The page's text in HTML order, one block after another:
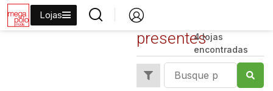
Lojas
presentes4 lojas
encontradas